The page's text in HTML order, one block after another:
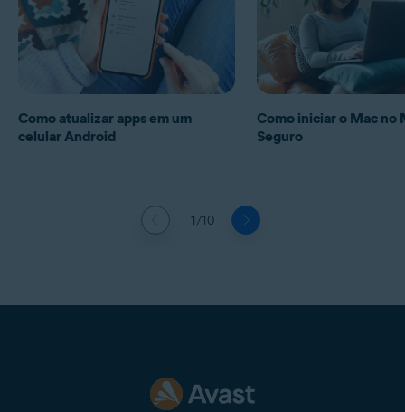
1/10
Como atualizar apps em um
celular Android
Como iniciar o Mac no
Seguro